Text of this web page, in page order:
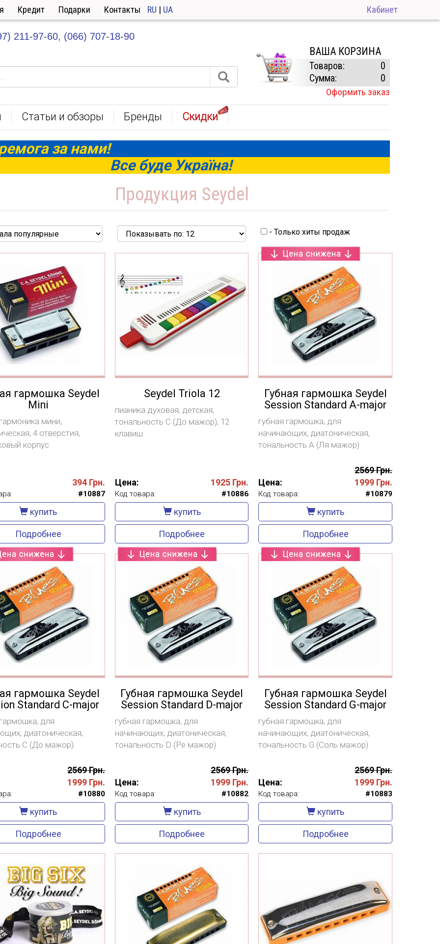
Кредит Подарки Контакты RU | UA Кабинет
211-97-60, (066) 707-18-90
ВАША КОРЗИНА
Товаров:
0
Сумма:
0
Оформить заказ
Статьи и обзоры Бренды Скидки
за нами!
Все буде Україна!
Продукция Seydel
- Только хиты продаж
гармошка Seydel
Mini
мини,
4 отверстия,
корпус
394 Грн.
#10887
купить
Подробнее
Seydel Triola 12
пианика духовая, детская,
тональность С (До мажор), 12
клавиш
Цена: 1925 Грн.
Код товара: #10886
купить
Подробнее
Губная гармошка Seydel
Session Standard А-major
губная гармошка, для
начинающих, диатоническая,
тональность А (Ля мажор)
Цена:
2569 Грн.
1999 Грн.
Код товара: #10879
купить
Подробнее
гармошка Seydel
Standard C-major
для
диатоническая,
С (До мажор)
2569 Грн.
1999 Грн.
#10880
купить
Подробнее
Губная гармошка Seydel
Session Standard D-major
губная гармошка, для
начинающих, диатоническая,
тональность D (Ре мажор)
Цена:
2569 Грн.
1999 Грн.
Код товара: #10882
купить
Подробнее
Губная гармошка Seydel
Session Standard G-major
губная гармошка, для
начинающих, диатоническая,
тональность G (Соль мажор)
Цена:
2569 Грн.
1999 Грн.
Код товара: #10883
купить
Подробнее